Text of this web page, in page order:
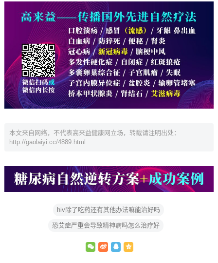
本文来自网络，不代表高来益健康网立场，转载请注明出处：
http://gaolaiyi.cc/4889.html
hiv除了吃药还有其他办法嘛能治好吗
恐艾症严重会导致精神病吗怎么治疗好